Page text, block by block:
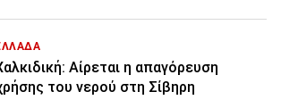
Αίρεται η απαγόρευση
του νερού στη Σίβηρη